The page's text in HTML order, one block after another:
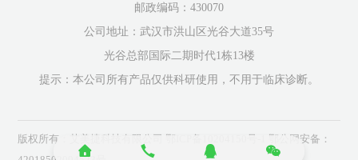
邮政编码：430070
公司地址：武汉市洪山区光谷大道35号
光谷总部国际二期时代1栋13楼
提示：本公司所有产品仅供科研使用，不用于临床诊断。
版权所有：艾美捷科技有限公司 鄂ICP备10204150号-1
鄂公网安备：